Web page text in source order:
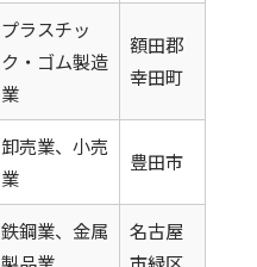
プラスチッ
ク・ゴム製造
業
額田郡
幸田町
卸売業、小売
業
豊田市
鉄鋼業、金属
名古屋